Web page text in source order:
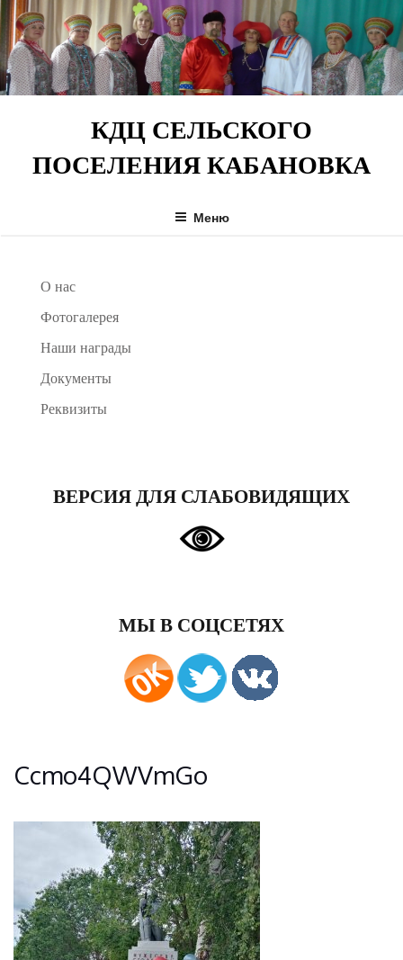
Перейти
к
содержимому
КДЦ СЕЛЬСКОГО
ПОСЕЛЕНИЯ КАБАНОВКА
Меню
О нас
Фотогалерея
Наши награды
Документы
Реквизиты
ВЕРСИЯ ДЛЯ СЛАБОВИДЯЩИХ
МЫ В СОЦСЕТЯХ
Ccmo4QWVmGo